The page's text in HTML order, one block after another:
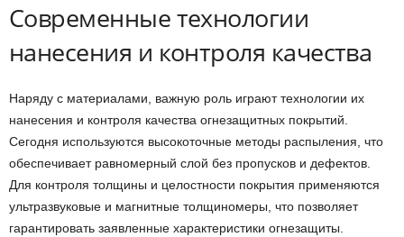
Современные технологии
нанесения и контроля качества
Наряду с материалами, важную роль играют технологии их
нанесения и контроля качества огнезащитных покрытий.
Сегодня используются высокоточные методы распыления, что
обеспечивает равномерный слой без пропусков и дефектов.
Для контроля толщины и целостности покрытия применяются
ультразвуковые и магнитные толщиномеры, что позволяет
гарантировать заявленные характеристики огнезащиты.